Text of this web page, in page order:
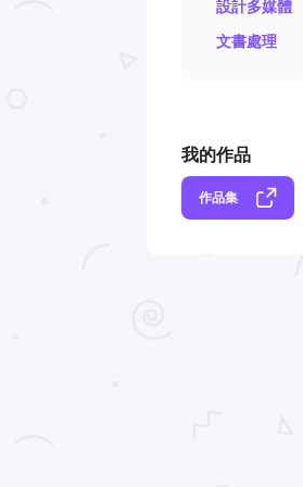
設計多媒體
文書處理
我的作品
作品集